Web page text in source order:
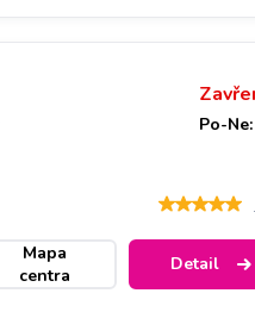
Po-
Mapa
centra
Detail